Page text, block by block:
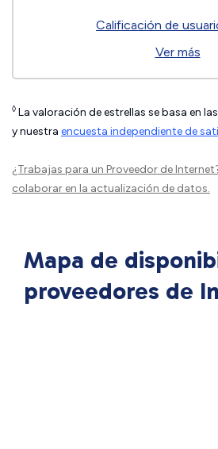
Calificación de
Ver más
◊ La valoración de estrellas se basa en
y nuestra encuesta independiente de
¿Trabajas para un Proveedor de
colaborar en la actualización de datos.
Mapa de
proveedores de